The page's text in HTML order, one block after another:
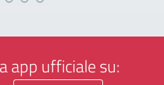
app ufficiale su: